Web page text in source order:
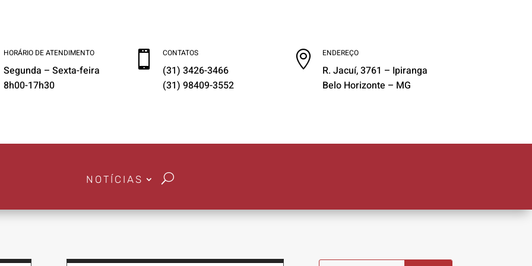
HORÁRIO DE ATENDIMENTO
Segunda – Sexta-feira
8h00-17h30
 CONTATOS
(31) 3426-3466
(31) 98409-3552
 ENDEREÇO
R. Jacuí, 3761 – Ipiranga
Belo Horizonte – MG
NOTÍCIAS